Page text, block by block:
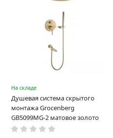
На складе
Душевая система скрытого
монтажа Grocenberg
GB5099MG-2 матовое золото